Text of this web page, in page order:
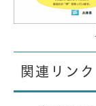
関連リンク